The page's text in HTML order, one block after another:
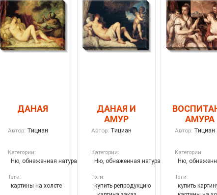
ДАНАЯ
Автор: Тициан
Категории:
Ню, обнаженная натура
Тэги:
картины на холсте
ДАНАЯ И
АМУР
Автор: Тициан
Категории:
Ню, обнаженная натура
Тэги:
купить репродукцию
АМУРА
Автор: Тициан
Категории:
Ню,
Тэги:
купить